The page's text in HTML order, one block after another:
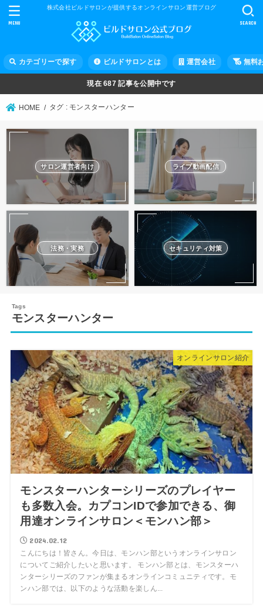
株式会社ビルドサロンが提供するオンラインサロン運営ブログ
カテゴリーで探す ビルドサロンとは 運営会社 無料
SEARCH
MENU
現在687 記事を公開中です
HOME タグ : モンスターハンター
サロン運営者向け ライブ動画配信
法務・実務 セキュリティ対策
モンスターハンター
オンラインサロン紹介
モンスターハンターシリーズのプレイヤー
も多数入会。カプコンIDで参加できる、御
用達オンラインサロン＜モンハン部＞
2024.02.12
こんにちは！皆さん。今日は、モンハン部というオンラインサロン
についてご紹介したいと思います。 モンハン部とは、モンスターハ
ンターシリーズのファンが集まるオンラインコミュニティです。モ
ンハン部では、以下のような活動を楽しん...